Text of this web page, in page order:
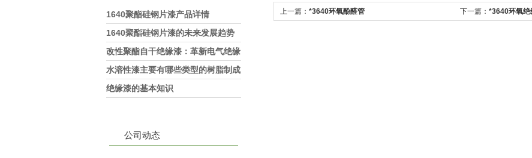
1640聚酯硅钢片漆产品详情
1640聚酯硅钢片漆的未来发展趋势
分析
改性聚酯自干绝缘漆：革新电气绝缘
材料
水溶性漆主要有哪些类型的树脂制成
绝缘漆的基本知识
公司动态
上一篇： *3640环氧酚醛管 下一篇： *3640环氧绝